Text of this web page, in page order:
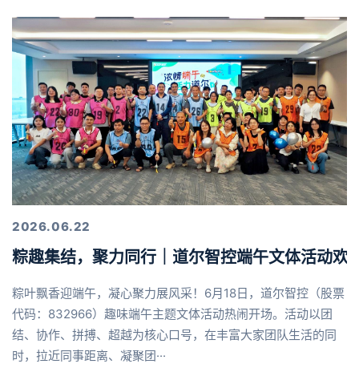
2026.06.22
粽趣集结，聚力同行｜道尔智控端午文体活动欢
粽叶飘香迎端午，凝心聚力展风采！6月18日，道尔智控（股票
代码：832966）趣味端午主题文体活动热闹开场。活动以团
结、协作、拼搏、超越为核心口号，在丰富大家团队生活的同
时，拉近同事距离、凝聚团···